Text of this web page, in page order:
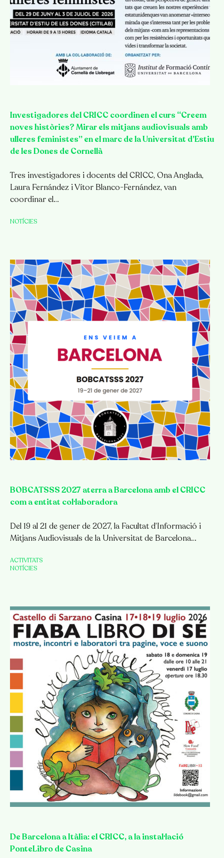
Investigadores del CRICC coordinen el curs “Creem
noves històries? Mirar els mitjans audiovisuals amb
ulleres feministes” en el marc de la Universitat d’Estiu
de les Dones de Cornellà
Tres investigadores i docents del CRICC, Ona Anglada,
Laura Fernández i Vítor Blanco-Fernández, van
coordinar el…
NOTÍCIES
BOBCATSSS 2027 aterra a Barcelona amb el CRICC
com a entitat col·laboradora
Del 19 al 21 de gener de 2027, la Facultat d’Informació i
Mitjans Audiovisuals de la Universitat de Barcelona…
ACTIVITATS
NOTÍCIES
De Barcelona a Itàlia: el CRICC, a la instal·lació
PonteLibro de Casina